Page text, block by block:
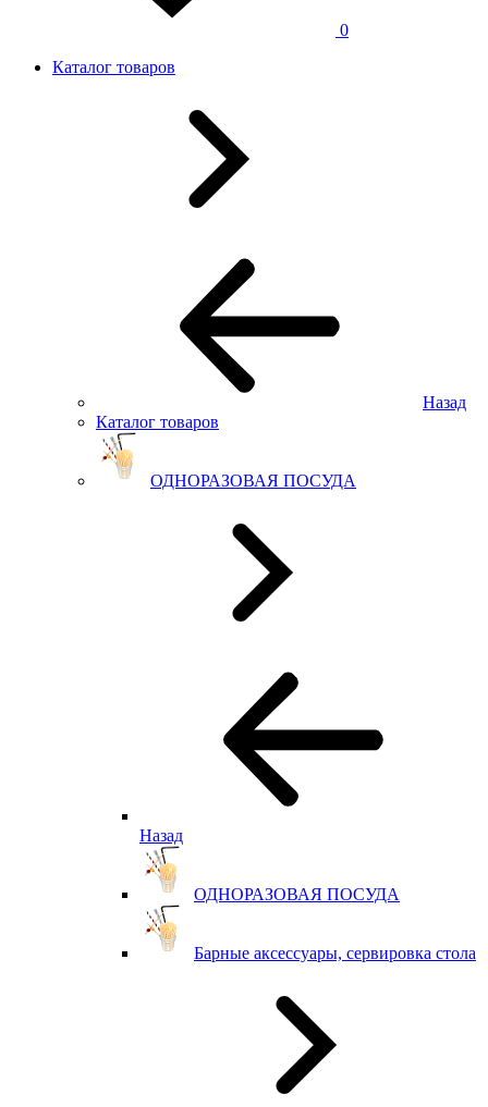
0
Каталог товаров
Назад
Каталог товаров
ОДНОРАЗОВАЯ ПОСУДА
Назад
ОДНОРАЗОВАЯ ПОСУДА
Барные аксессуары, сервировка стола